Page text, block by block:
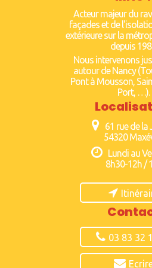
Acteur majeur du
façades et de
extérieure sur la
depuis
Nous intervenons
autour de Nancy
Pont à Mousson,
Port, …).
61 rue de la
54320
Lundi au
8h30-12h /
03 83 32